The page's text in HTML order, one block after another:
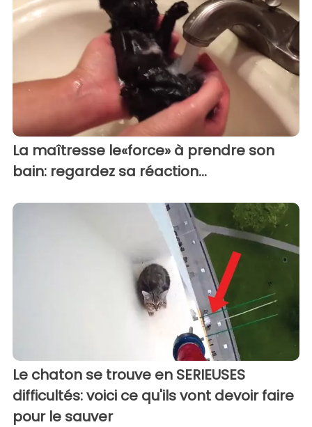
La maîtresse le«force» à prendre son
bain: regardez sa réaction...
Le chaton se trouve en SERIEUSES
difficultés: voici ce qu'ils vont devoir faire
pour le sauver